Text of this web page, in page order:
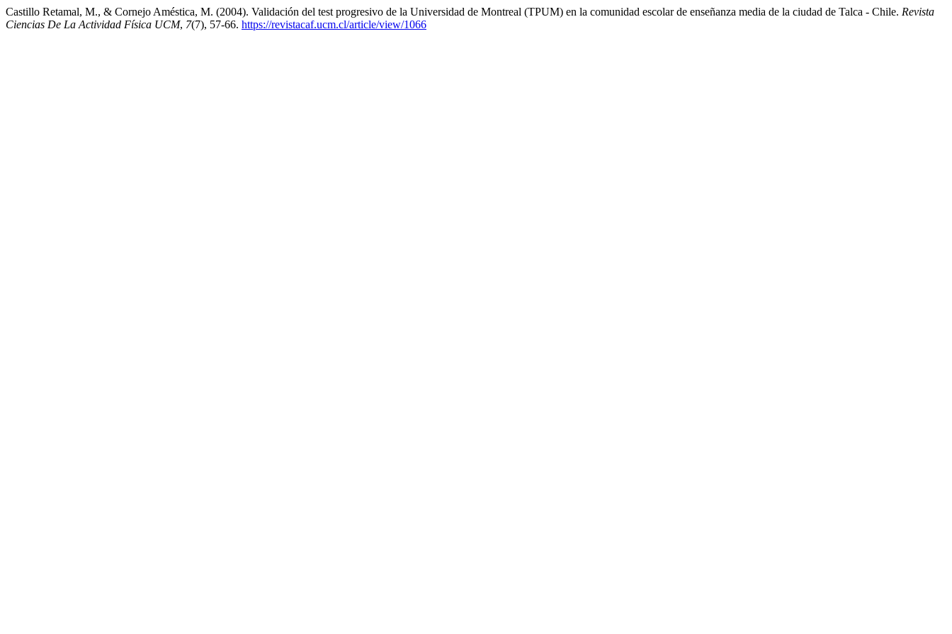
Castillo Retamal, M., & Cornejo Améstica, M. (2004). Validación del test progresivo de la Universidad de Montreal (TPUM) en la comunidad escolar de enseñanza media de la ciudad de Talca - Chile. Revista
Ciencias De La Actividad Física UCM, 7(7), 57-66. https://revistacaf.ucm.cl/article/view/1066